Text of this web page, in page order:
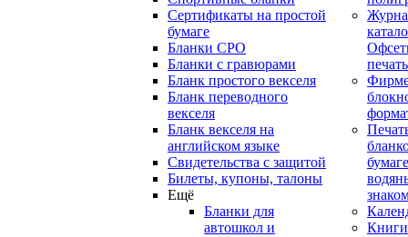
Cертификаты на простой
бумаге
Бланки СРО
Бланки с гравюрами
Бланк простого векселя
Бланк переводного
векселя
Бланк векселя на
английском языке
Свидетельства с защитой
Билеты, купоны, талоны
Ещё
Бланки для
автошкол и
печать
Книги